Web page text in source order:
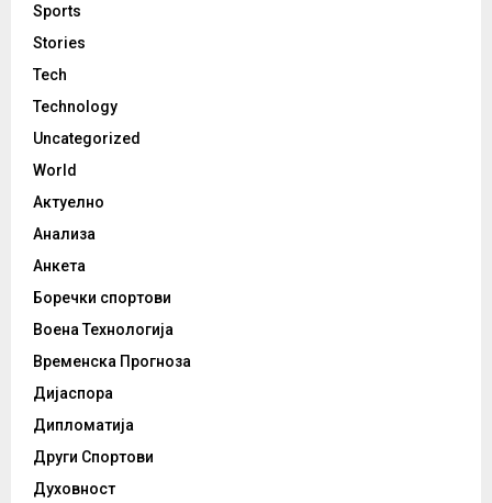
Sports
Stories
Tech
Technology
Uncategorized
World
Актуелно
Анализа
Анкета
Боречки спортови
Воена Технологија
Временска Прогноза
Дијаспора
Дипломатија
Други Спортови
Духовност